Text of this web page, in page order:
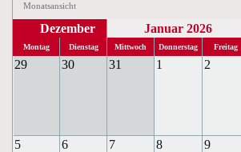
Monatsansicht
Dezember Januar 2026
Montag Dienstag Mittwoch Donnerstag Freitag
29 30 31 1 2
5 6 7 8 9